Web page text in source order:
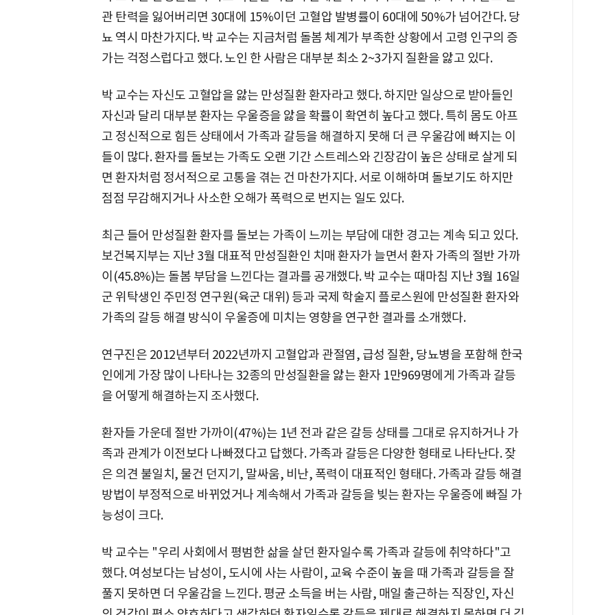
관 탄력을 잃어버리면 30대에 15%이던 고혈압 발병률이 60대에 50%가 넘어간다. 당
뇨 역시 마찬가지다. 박 교수는 지금처럼 돌봄 체계가 부족한 상황에서 고령 인구의 증
가는 걱정스럽다고 했다. 노인 한 사람은 대부분 최소 2~3가지 질환을 앓고 있다.
박 교수는 자신도 고혈압을 앓는 만성질환 환자라고 했다. 하지만 일상으로 받아들인
자신과 달리 대부분 환자는 우울증을 앓을 확률이 확연히 높다고 했다. 특히 몸도 아프
고 정신적으로 힘든 상태에서 가족과 갈등을 해결하지 못해 더 큰 우울감에 빠지는 이
들이 많다. 환자를 돌보는 가족도 오랜 기간 스트레스와 긴장감이 높은 상태로 살게 되
면 환자처럼 정서적으로 고통을 겪는 건 마찬가지다. 서로 이해하며 돌보기도 하지만
점점 무감해지거나 사소한 오해가 폭력으로 번지는 일도 있다.
최근 들어 만성질환 환자를 돌보는 가족이 느끼는 부담에 대한 경고는 계속 되고 있다.
보건복지부는 지난 3월 대표적 만성질환인 치매 환자가 늘면서 환자 가족의 절반 가까
이(45.8%)는 돌봄 부담을 느낀다는 결과를 공개했다. 박 교수는 때마침 지난 3월 16일
군 위탁생인 주민정 연구원(육군 대위) 등과 국제 학술지 플로스원에 만성질환 환자와
가족의 갈등 해결 방식이 우울증에 미치는 영향을 연구한 결과를 소개했다.
연구진은 2012년부터 2022년까지 고혈압과 관절염, 급성 질환, 당뇨병을 포함해 한국
인에게 가장 많이 나타나는 32종의 만성질환을 앓는 환자 1만969명에게 가족과 갈등
을 어떻게 해결하는지 조사했다.
환자들 가운데 절반 가까이(47%)는 1년 전과 같은 갈등 상태를 그대로 유지하거나 가
족과 관계가 이전보다 나빠졌다고 답했다. 가족과 갈등은 다양한 형태로 나타난다. 잦
은 의견 불일치, 물건 던지기, 말싸움, 비난, 폭력이 대표적인 형태다. 가족과 갈등 해결
방법이 부정적으로 바뀌었거나 계속해서 가족과 갈등을 빚는 환자는 우울증에 빠질 가
능성이 크다.
박 교수는 "우리 사회에서 평범한 삶을 살던 환자일수록 가족과 갈등에 취약하다"고
했다. 여성보다는 남성이, 도시에 사는 사람이, 교육 수준이 높을 때 가족과 갈등을 잘
풀지 못하면 더 우울감을 느낀다. 평균 소득을 버는 사람, 매일 출근하는 직장인, 자신